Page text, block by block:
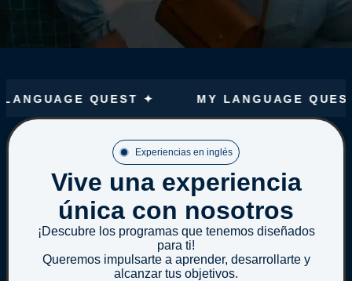
QUEST ✦ MY LANGUAGE QUEST ✦
Experiencias en inglés
Vive una experiencia
única con nosotros
¡Descubre los programas que tenemos diseñados
para ti!
Queremos impulsarte a aprender, desarrollarte y
alcanzar tus objetivos.